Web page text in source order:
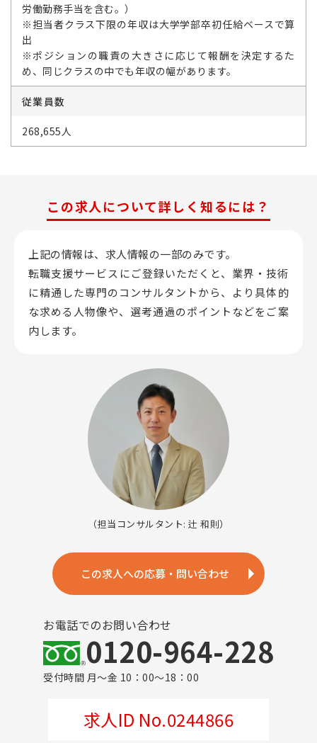
労働勤務手当を含む。）
※担当者クラス下限の年収は大学学部卒初任給ベースで算
出
※ポジションの職責の大きさに応じて報酬を決定するた
め、同じクラスの中でも年収の幅があります。
従業員数
268,655人
この求人について詳しく知るには？
上記の情報は、求人情報の一部のみです。
転職支援サービスにご登録いただくと、業界・技術
に精通した専門のコンサルタントから、 より具体的
な求める人物像や、選考通過のポイントなどをご案
内します。
（担当コンサルタント: 辻 和則）
この求人への応募・問い合わせ
お電話でのお問い合わせ
0120-964-228
受付時間 月～金 10：00～18：00
求人ID No.0244866